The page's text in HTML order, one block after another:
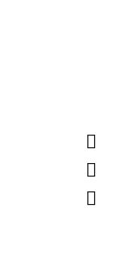


